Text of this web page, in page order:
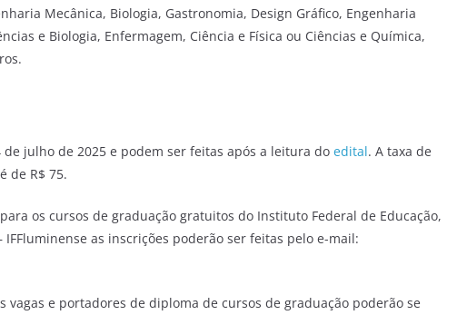
Mecânica, Biologia, Gastronomia, Design Gráfico, Engenharia
e Biologia, Enfermagem, Ciência e Física ou Ciências e Química,
julho de 2025 e podem ser feitas após a leitura do edital. A taxa de
de R$ 75.
os cursos de graduação gratuitos do Instituto Federal de Educação,
IFFluminense as inscrições poderão ser feitas pelo e-mail:
vagas e portadores de diploma de cursos de graduação poderão se